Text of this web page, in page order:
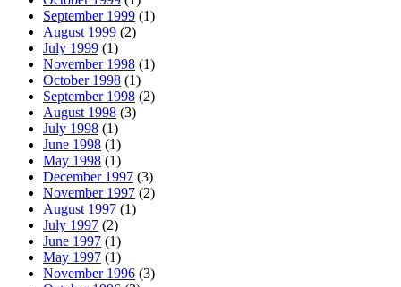
September 1999 (1)
August 1999 (2)
July 1999 (1)
November 1998 (1)
October 1998 (1)
September 1998 (2)
August 1998 (3)
July 1998 (1)
June 1998 (1)
May 1998 (1)
December 1997 (3)
November 1997 (2)
August 1997 (1)
July 1997 (2)
June 1997 (1)
May 1997 (1)
November 1996 (3)